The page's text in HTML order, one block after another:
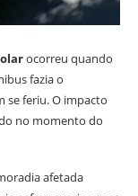
ocorreu quando
fazia o
se feriu. O impacto
no momento do
afetada